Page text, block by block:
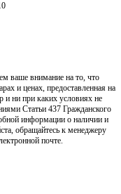
внимание на то, что
и ценах, предоставленная на
и ни при каких условиях не
Статьи 437 Гражданского
информации о наличии и
обращайтесь к менеджеру
почте.